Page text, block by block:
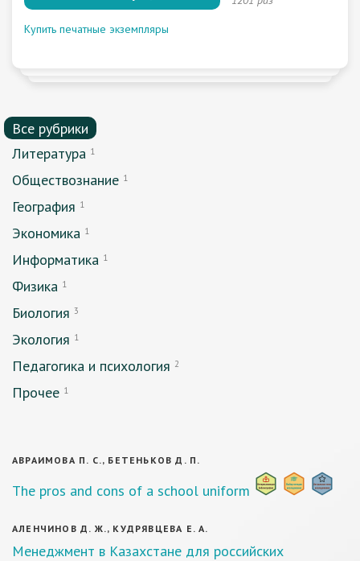
Купить печатные экземпляры
Все рубрики
Литература 1
Обществознание 1
География 1
Экономика 1
Информатика 1
Физика 1
Биология 3
Экология 1
Педагогика и психология 2
Прочее 1
АВРАИМОВА П. С., БЕТЕНЬКОВ Д. П.
The pros and cons of a school uniform
АЛЕНЧИНОВ Д. Ж., КУДРЯВЦЕВА Е. А.
Менеджмент в Казахстане для российских